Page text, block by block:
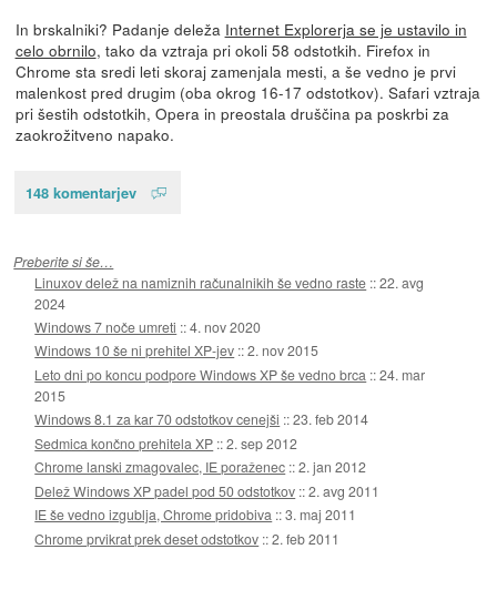
In brskalniki? Padanje deleža Internet Explorerja se je ustavilo in
celo obrnilo, tako da vztraja pri okoli 58 odstotkih. Firefox in
Chrome sta sredi leti skoraj zamenjala mesti, a še vedno je prvi
malenkost pred drugim (oba okrog 16-17 odstotkov). Safari vztraja
pri šestih odstotkih, Opera in preostala druščina pa poskrbi za
zaokrožitveno napako.
148 komentarjev
Preberite si še…
Linuxov delež na namiznih računalnikih še vedno raste ::22. avg
2024
Windows 7 noče umreti ::4. nov 2020
Windows 10 še ni prehitel XP-jev ::2. nov 2015
Leto dni po koncu podpore Windows XP še vedno brca ::24. mar
2015
Windows 8.1 za kar 70 odstotkov cenejši ::23. feb 2014
Sedmica končno prehitela XP ::2. sep 2012
Chrome lanski zmagovalec, IE poraženec ::2. jan 2012
Delež Windows XP padel pod 50 odstotkov ::2. avg 2011
IE še vedno izgublja, Chrome pridobiva ::3. maj 2011
Chrome prvikrat prek deset odstotkov ::2. feb 2011